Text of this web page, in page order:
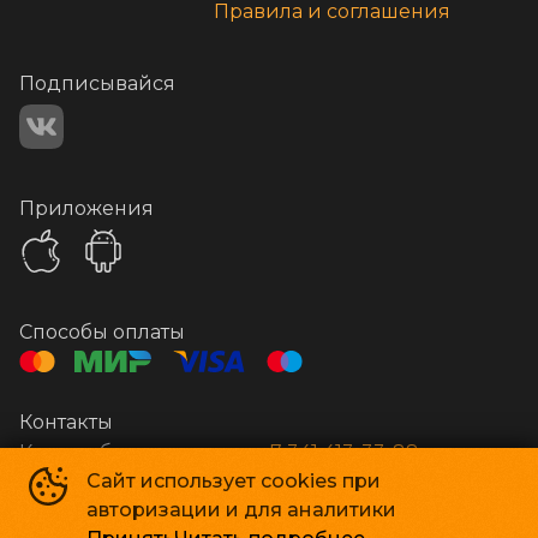
Сайт использует cookies при
авторизации и для аналитики
Правила и соглашения
Подписывайся
Приложения
Способы оплаты
Контакты
Касса и бронирование +7 341 413-33-88
Стар Кинолюкс